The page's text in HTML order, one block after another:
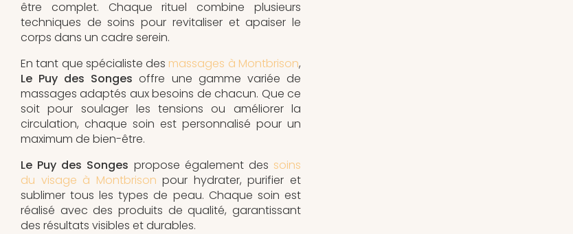
être complet. Chaque rituel combine plusieurs
techniques de soins pour revitaliser et apaiser le
corps dans un cadre serein.
En tant que spécialiste des massages à Montbrison,
Le Puy des Songes offre une gamme variée de
massages adaptés aux besoins de chacun. Que ce
soit pour soulager les tensions ou améliorer la
circulation, chaque soin est personnalisé pour un
maximum de bien-être.
Le Puy des Songes propose également des soins
du visage à Montbrison pour hydrater, purifier et
sublimer tous les types de peau. Chaque soin est
réalisé avec des produits de qualité, garantissant
des résultats visibles et durables.